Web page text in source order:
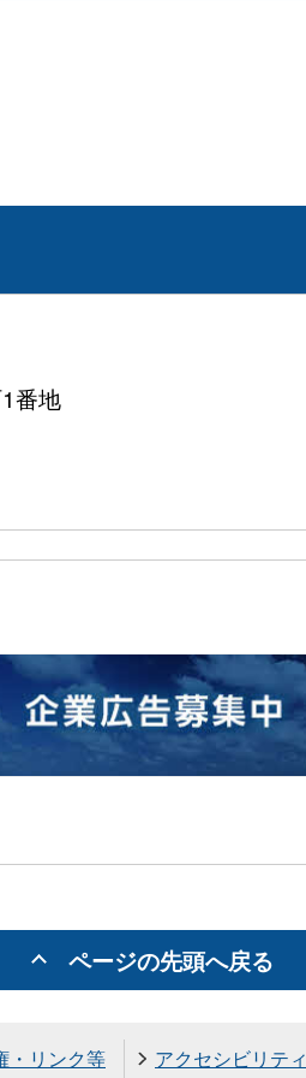
番地
ページの先頭へ戻る
・リンク等 アクセシビリティ